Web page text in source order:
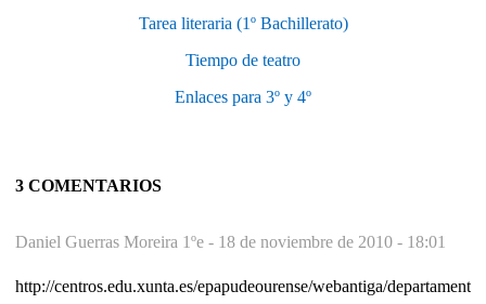
Tarea literaria (1º Bachillerato)
Tiempo de teatro
Enlaces para 3º y 4º
3 COMENTARIOS
Daniel Guerras Moreira 1ºe - 18 de noviembre de 2010 - 18:01
http://centros.edu.xunta.es/epapudeourense/webantiga/